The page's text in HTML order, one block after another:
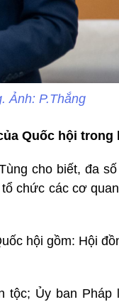
Ảnh: P.Thắng
Quốc hội trong
cho biết, đa
chức các cơ
hội gồm: Hội
tộc; Ủy ban Pháp